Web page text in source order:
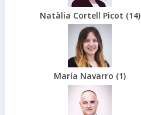
Natàlia Cortell Picot (14)
María Navarro (1)